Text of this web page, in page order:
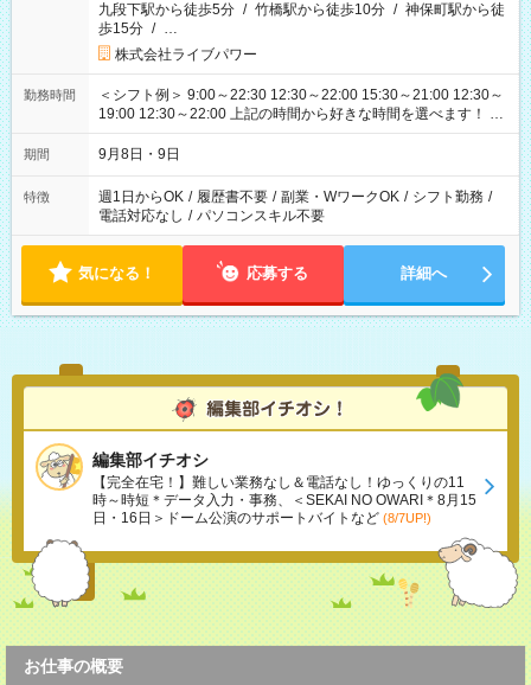
九段下駅から徒歩5分 / 竹橋駅から徒歩10分 / 神保町駅から徒
歩15分 / …
株式会社ライブパワー
勤務時間
＜シフト例＞ 9:00～22:30 12:30～22:00 15:30～21:00 12:30～
19:00 12:30～22:00 上記の時間から好きな時間を選べます！ ※
時間は変更となる可能性があります
期間 9月8日・9日
特徴 週1日からOK / 履歴書不要 / 副業・WワークOK / シフト勤務 /
電話対応なし / パソコンスキル不要
気になる！ 応募する 詳細へ
編集部イチオシ
【完全在宅！】難しい業務なし＆電話なし！ゆっくりの11
時～時短＊データ入力・事務、＜SEKAI NO OWARI＊8月15
日・16日＞ドーム公演のサポートバイトなど (8/7UP!)
お仕事の概要